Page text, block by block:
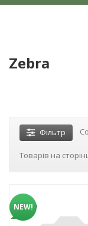
Zebra
Фільтр
Товарів на
NEW!